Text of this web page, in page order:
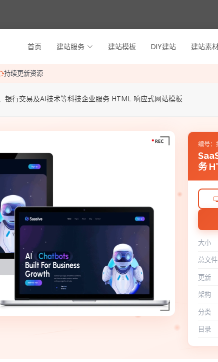
首页 建站服务 建站模板 DIY建站 建站素
持续更新资源
银行交易及AI技术等科技企业服务 HTML 响应式网站模板
编号：
务
大小
总文件
更新
架构
分类
目录